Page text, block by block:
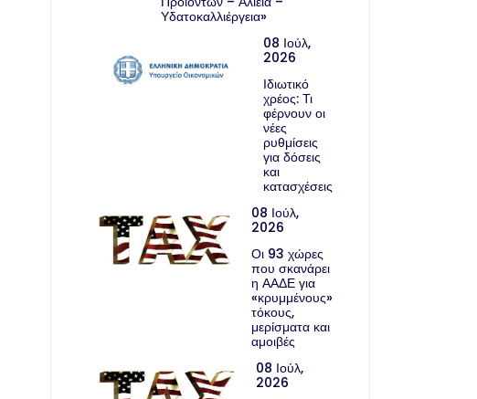
Υδατοκαλλιέργεια»
08 Ιούλ,
2026
Ιδιωτικό
χρέος: Τι
φέρνουν οι
νέες
ρυθμίσεις
για δόσεις
και
κατασχέσεις
08 Ιούλ,
2026
Οι 93 χώρες
που σκανάρει
η ΑΑΔΕ για
«κρυμμένους»
τόκους,
μερίσματα και
αμοιβές
08 Ιούλ,
2026